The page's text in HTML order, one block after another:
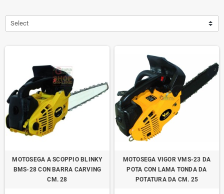
Select
MOTOSEGA A SCOPPIO BLINKY
BMS-28 CON BARRA CARVING
CM. 28
MOTOSEGA VIGOR VMS-23 DA
POTA CON LAMA TONDA DA
POTATURA DA CM. 25